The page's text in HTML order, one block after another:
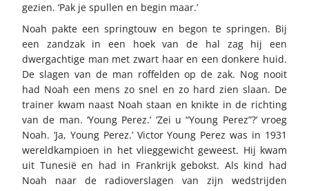
gezien. ‘Pak je spullen en begin maar.’
Noah pakte een springtouw en begon te springen. Bij
een zandzak in een hoek van de hal zag hij een
dwergachtige man met zwart haar en een donkere huid.
De slagen van de man roffelden op de zak. Nog nooit
had Noah een mens zo snel en zo hard zien slaan. De
trainer kwam naast Noah staan en knikte in de richting
van de man. ‘Young Perez.’ ‘Zei u “Young Perez”?’ vroeg
Noah. ‘Ja, Young Perez.’ Victor Young Perez was in 1931
wereldkampioen in het vlieggewicht geweest. Hij kwam
uit Tunesië en had in Frankrijk gebokst. Als kind had
Noah naar de radioverslagen van zijn wedstrijden